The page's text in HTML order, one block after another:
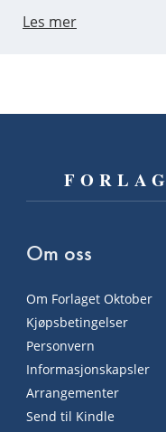
Les mer
Om oss
Om Forlaget Oktober
Kjøpsbetingelser
Personvern
Informasjonskapsler
Arrangementer
Send til Kindle